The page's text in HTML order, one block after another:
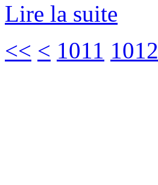
Lire la suite
<< < 1011 1012